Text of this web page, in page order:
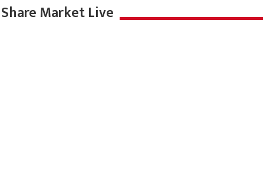
Share Market Live